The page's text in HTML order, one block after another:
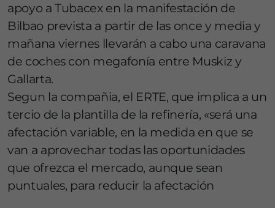
apoyo a Tubacex en la manifestación de
Bilbao prevista a partir de las once y media y
mañana viernes llevarán a cabo una caravana
de coches con megafonía entre Muskiz y
Gallarta.
Segun la compañia, el ERTE, que implica a un
tercio de la plantilla de la refinería, «será una
afectación variable, en la medida en que se
van a aprovechar todas las oportunidades
que ofrezca el mercado, aunque sean
puntuales, para reducir la afectación